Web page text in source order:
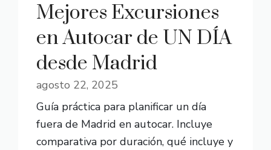
Mejores Excursiones
en Autocar de UN DÍA
desde Madrid
agosto 22, 2025
Guía práctica para planificar un día
fuera de Madrid en autocar. Incluye
comparativa por duración, qué incluye y